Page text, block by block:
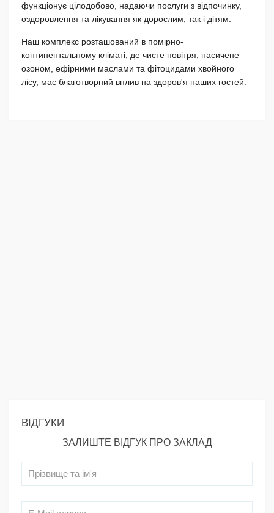
функціонує цілодобово, надаючи послуги з відпочинку,
оздоровлення та лікування як дорослим, так і дітям.
Наш комплекс розташований в помірно-
континентальному кліматі, де чисте повітря, насичене
озоном, ефірними маслами та фітоцидами хвойного
лісу, має благотворний вплив на здоров'я наших гостей.
ВІДГУКИ
ЗАЛИШТЕ ВІДГУК ПРО ЗАКЛАД